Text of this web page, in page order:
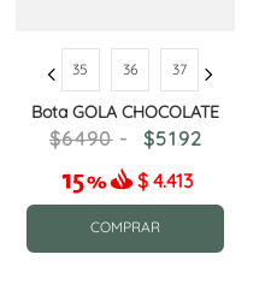
35 36 37
Bota GOLA CHOCOLATE
6490
5192
$ 4.413
COMPRAR